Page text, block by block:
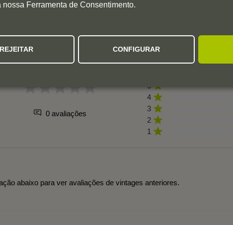
AVALIAÇÕES DOS UTILIZADORES
0 avaliações
5
4
3
2
1
abaixo para ver avaliações de vintages anteriores.
nossa Ferramenta de Consentimento.
REJEITAR CONFIGURAR